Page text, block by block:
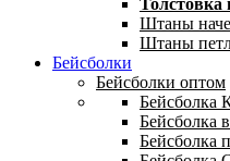
Штаны
Штаны
Бейсболки
Бейсболки оптом
Бейсболка
Бейсболка
Бейсболка